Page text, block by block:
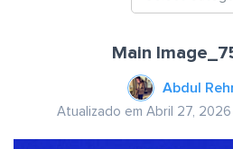
Main
Abdul
Atualizado em Abril 27, 2026